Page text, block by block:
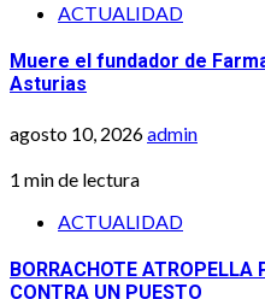
ACTUALIDAD
Muere el fundador de
Asturias
agosto 10, 2026admin
1 min de lectura
ACTUALIDAD
BORRACHOTE ATROPELLA
CONTRA UN PUESTO